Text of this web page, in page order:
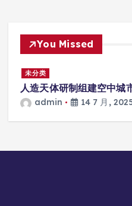
You Missed
未分类
人造天体研制组建空中城
admin 14 7 月,